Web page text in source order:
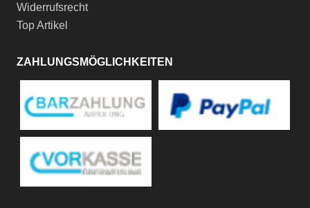
Widerrufsrecht
Top Artikel
ZAHLUNGSMÖGLICHKEITEN